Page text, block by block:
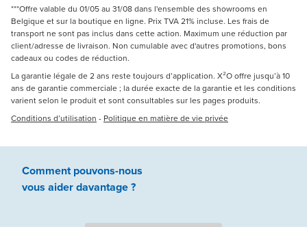
***Offre valable du 01/05 au 31/08 dans l'ensemble des showrooms en
Belgique et sur la boutique en ligne. Prix TVA 21% incluse. Les frais de
transport ne sont pas inclus dans cette action. Maximum une réduction par
client/adresse de livraison. Non cumulable avec d'autres promotions, bons
cadeaux ou codes de réduction.
La garantie légale de 2 ans reste toujours d’application. X²O offre jusqu’à 10
ans de garantie commerciale ; la durée exacte de la garantie et les conditions
varient selon le produit et sont consultables sur les pages produits.
Conditions d’utilisation - Politique en matière de vie privée
Comment pouvons-nous
vous aiderdavantage ?